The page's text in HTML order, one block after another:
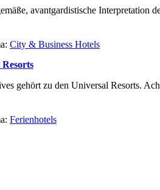
avantgardistische Interpretation
City & Business Hotels
gehört zu den Universal Resorts.
Ferienhotels